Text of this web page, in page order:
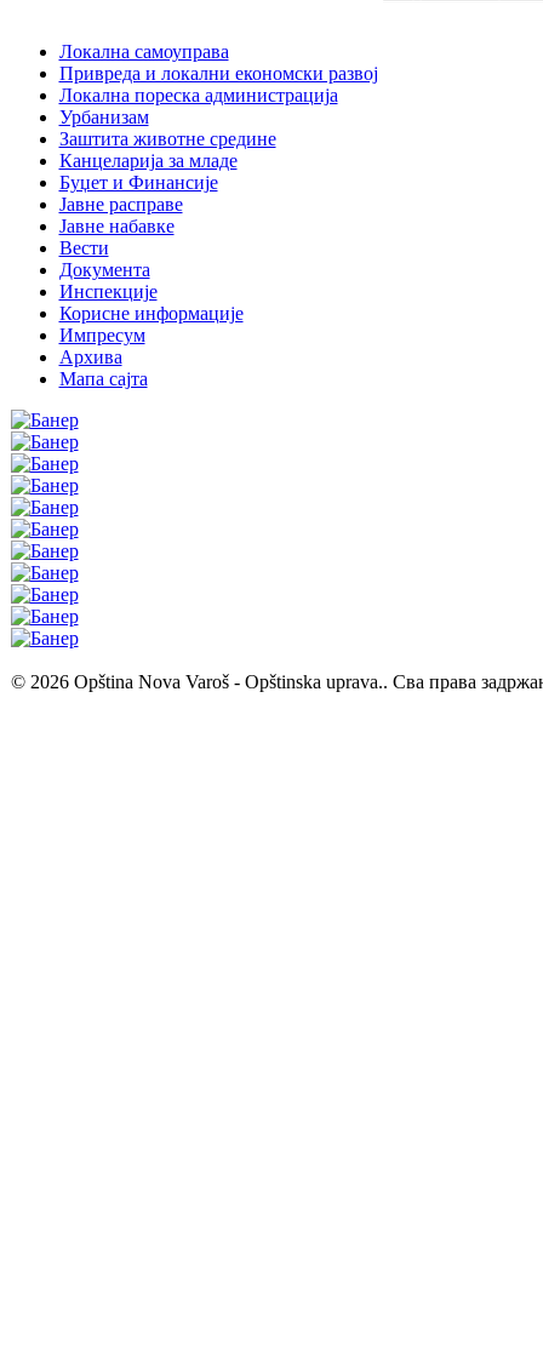
Локална самоуправа
Привреда и локални економски развој
Локална пореска администрација
Урбанизам
Заштита животне средине
Канцеларија за младе
Буџет и Финансије
Јавне расправе
Јавне набавке
Вести
Документа
Инспекције
Корисне информације
Импресум
Архива
Мапа сајта
© 2026 Opština Nova Varoš - Opštinska uprava.. Сва права